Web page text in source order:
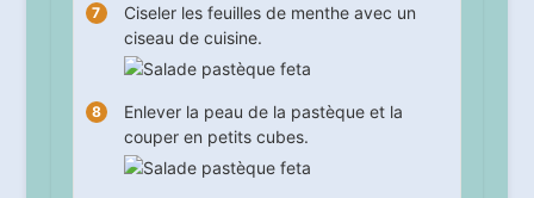
Ciseler les feuilles de menthe avec un
ciseau de cuisine.
Enlever la peau de la pastèque et la
couper en petits cubes.